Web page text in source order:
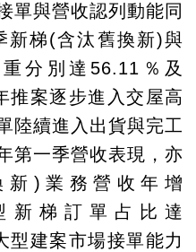
單與營收認列動能同
新梯(含汰舊換新)與
分別達56.11％及
推案逐步進入交屋高
陸續進入出貨與完工
第一季營收表現，亦
)業務營收年增
新梯訂單占比達
型建案市場接單能力